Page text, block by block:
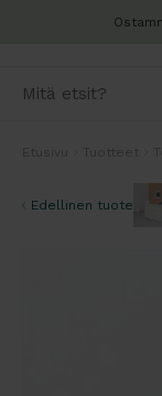
Edellinen tuote